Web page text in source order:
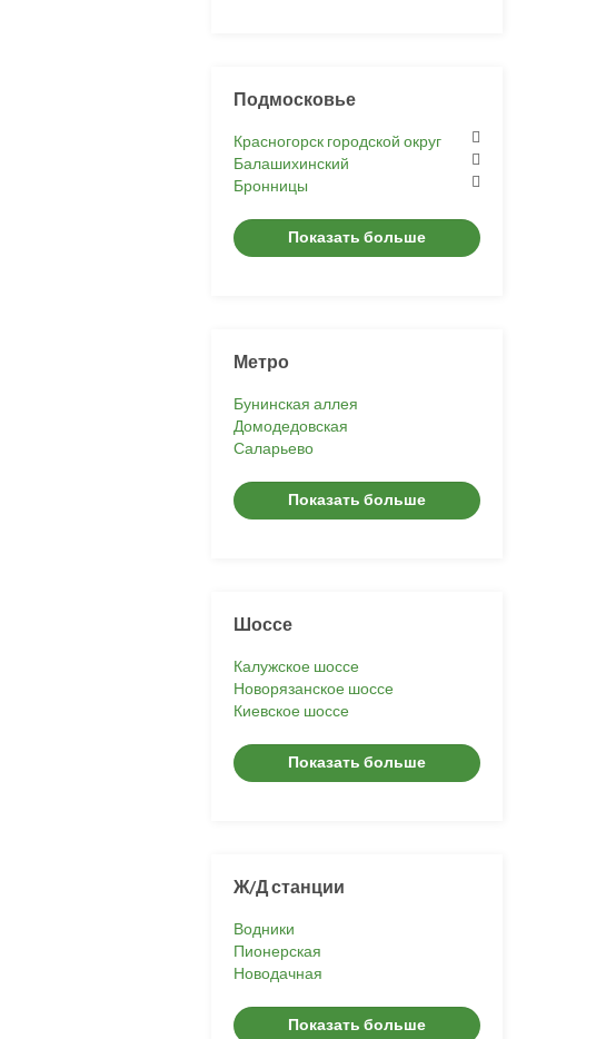
Подмосковье
Красногорск городской округ
Балашихинский
Бронницы
Показать больше
Метро
Бунинская аллея
Домодедовская
Саларьево
Показать больше
Шоссе
Калужское шоссе
Новорязанское шоссе
Киевское шоссе
Показать больше
Ж/Д станции
Водники
Пионерская
Новодачная
Показать больше